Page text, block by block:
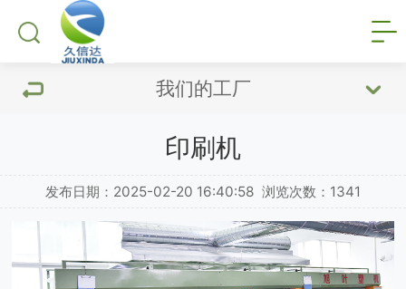
我们的工厂
印刷机
发布日期：2025-02-20 16:40:58 浏览次数： 1341